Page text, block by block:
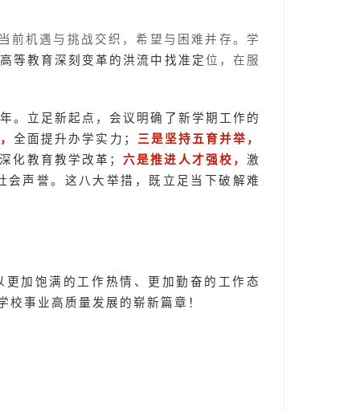
前机遇与挑战交织，希望与困难并存。学
等教育深刻变革的洪流中找准定位，在服
。立足新起点，会议明确了新学期工作的
全面提升办学实力； 三是坚持五育并举，
深化教育教学改革；六是推进人才强校，激
会声誉。这八大举措，既立足当下破解难
加饱满的工作热情、更加勤奋的工作态
事业高质量发展的崭新篇章！